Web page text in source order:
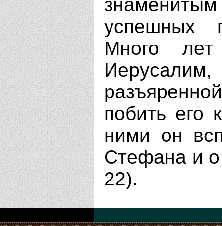
успешных
Много
побить его
ними он
Стефана и о
22).